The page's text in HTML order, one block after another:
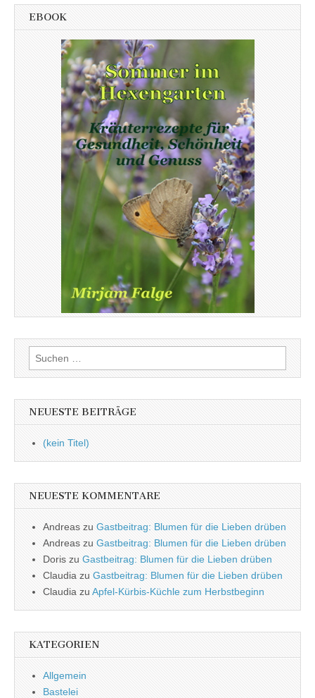
EBOOK
Suchen
nach:
NEUESTE BEITRÄGE
(kein Titel)
NEUESTE KOMMENTARE
Andreas zu Gastbeitrag: Blumen für die Lieben drüben
Andreas zu Gastbeitrag: Blumen für die Lieben drüben
Doris zu Gastbeitrag: Blumen für die Lieben drüben
Claudia zu Gastbeitrag: Blumen für die Lieben drüben
Claudia zu Apfel-Kürbis-Küchle zum Herbstbeginn
KATEGORIEN
Allgemein
Bastelei